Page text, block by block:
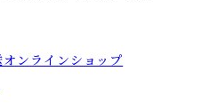
ンラインショップ